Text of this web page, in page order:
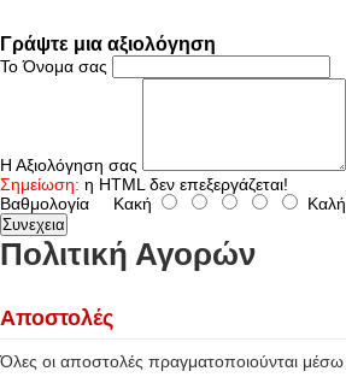
Γράψτε μια αξιολόγηση
Το Όνομα σας
Η Αξιολόγηση σας
Σημείωση: η HTML δεν επεξεργάζεται!
Βαθμολογία Κακή Καλή
Συνεχεια
Πολιτική Αγορών
Αποστολές
Όλες οι αποστολές πραγματοποιούνται μέσω